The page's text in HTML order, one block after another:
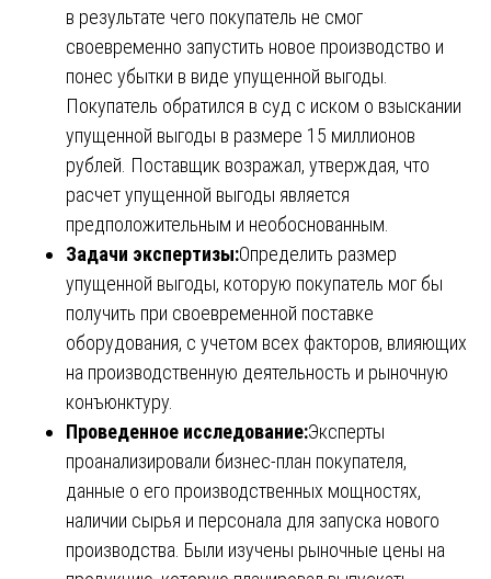
в результате чего покупатель не смог
своевременно запустить новое производство и
понес убытки в виде упущенной выгоды.
Покупатель обратился в суд с иском о взыскании
упущенной выгоды в размере 15 миллионов
рублей. Поставщик возражал, утверждая, что
расчет упущенной выгоды является
предположительным и необоснованным.
Задачи экспертизы:Определить размер
упущенной выгоды, которую покупатель мог бы
получить при своевременной поставке
оборудования, с учетом всех факторов, влияющих
на производственную деятельность и рыночную
конъюнктуру.
Проведенное исследование:Эксперты
проанализировали бизнес-план покупателя,
данные о его производственных мощностях,
наличии сырья и персонала для запуска нового
производства. Были изучены рыночные цены на